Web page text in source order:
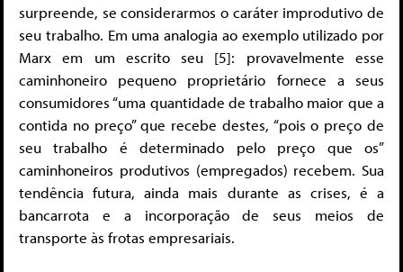
surpreende, se considerarmos o caráter improdutivo de
seu trabalho. Em uma analogia ao exemplo utilizado por
Marx em um escrito seu [5]: provavelmente esse
caminhoneiro pequeno proprietário fornece a seus
consumidores “uma quantidade de trabalho maior que a
contida no preço” que recebe destes, “pois o preço de
seu trabalho é determinado pelo preço que os”
caminhoneiros produtivos (empregados) recebem. Sua
tendência futura, ainda mais durante as crises, é a
bancarrota e a incorporação de seus meios de
transporte às frotas empresariais.